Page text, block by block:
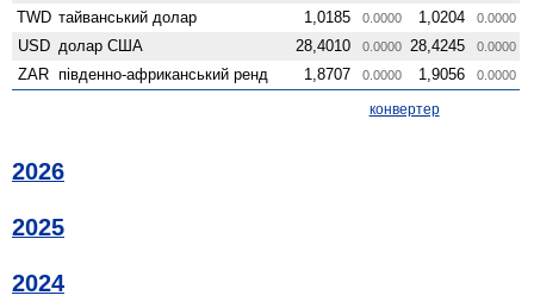
TWD тайванський долар 1,0185 0.0000 1,0204 0.0000
USD долар США 28,4010 0.0000 28,4245 0.0000
ZAR південно-африканський ренд 1,8707 0.0000 1,9056 0.0000
конвертер
2026
2025
2024